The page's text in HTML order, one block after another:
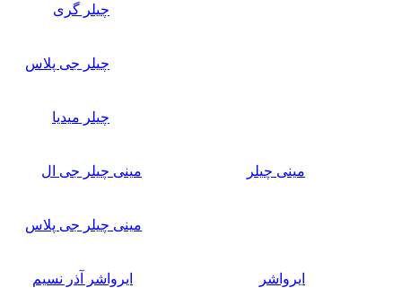
چیلر گری
چیلر جی پلاس
چیلر میدیا
مینی چیلر مینی چیلر جی ال
مینی چیلر جی پلاس
ایرواشر ایرواشر آذر نسیم